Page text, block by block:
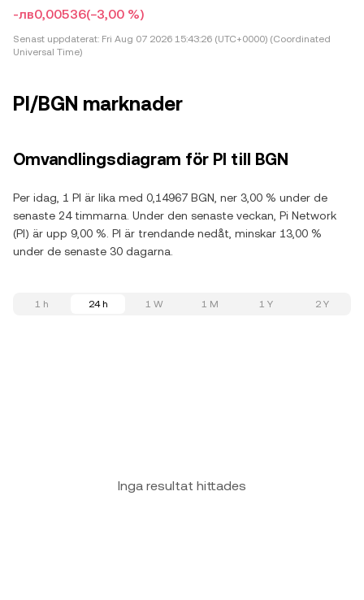
-лв0,00536(−3,00 %)
Senast uppdaterat: Fri Aug 07 2026 15:43:26 (UTC+0000) (Coordinated
Universal Time)
PI/BGN marknader
Omvandlingsdiagram för PI till BGN
Per idag, 1 PI är lika med 0,14967 BGN, ner 3,00 % under de
senaste 24 timmarna. Under den senaste veckan, Pi Network
(PI) är upp 9,00 %. PI är trendande nedåt, minskar 13,00 %
under de senaste 30 dagarna.
1 h 24 h 1 W 1 M 1 Y 2 Y
Inga resultat hittades